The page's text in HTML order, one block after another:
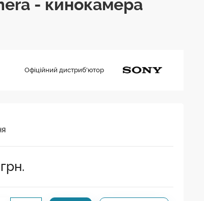
- кинокамера
Офіційний дистриб'ютор
грн.